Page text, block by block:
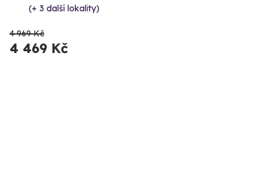
(+ 3 další lokality)
4 969 Kč
4 469 Kč